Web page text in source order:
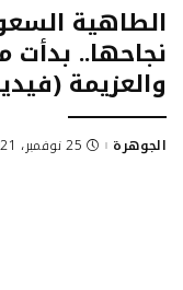
الطاهية
نجاحها.. بدأت
والعزيمة
الجوهرة 25 نوفمبر، 2021